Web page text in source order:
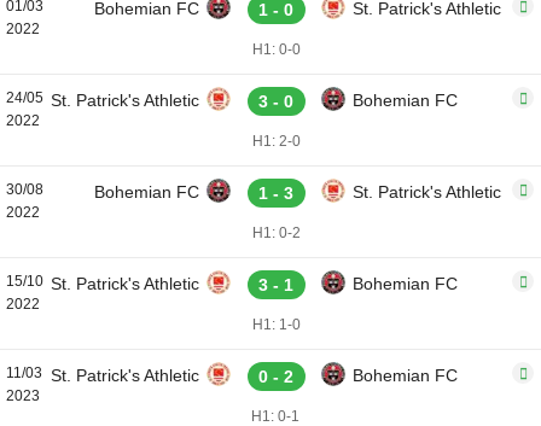
01/03
2022
Bohemian FC 1 - 0 St. Patrick's Athletic
H1: 0-0
24/05
2022
St. Patrick's Athletic 3 - 0 Bohemian FC
H1: 2-0
30/08
2022
Bohemian FC 1 - 3 St. Patrick's Athletic
H1: 0-2
15/10
2022
St. Patrick's Athletic 3 - 1 Bohemian FC
H1: 1-0
11/03
2023
St. Patrick's Athletic 0 - 2 Bohemian FC
H1: 0-1